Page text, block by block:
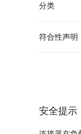
分类
符合性声明
安全提示